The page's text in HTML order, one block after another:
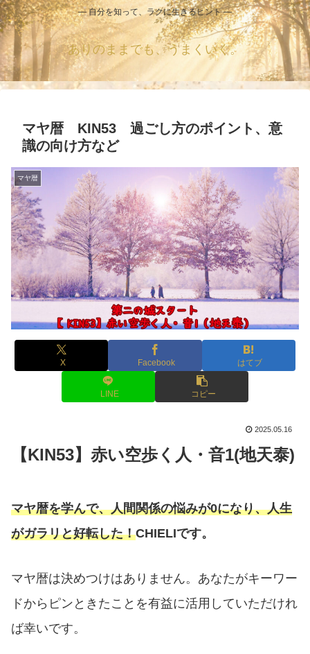
― 自分を知って、ラクに生きるヒント ―
ありのままでも、うまくいく。
マヤ暦 KIN53 過ごし方のポイント、意
識の向け方など
マヤ暦
X Facebook はてブ
LINE コピー
2025.05.16
【KIN53】赤い空歩く人・音1(地天泰)
マヤ暦を学んで、人間関係の悩みが0になり、人生
がガラリと好転した！CHIELIです。
マヤ暦は決めつけはありません。あなたがキーワー
ドからピンときたことを有益に活用していただけれ
ば幸いです。